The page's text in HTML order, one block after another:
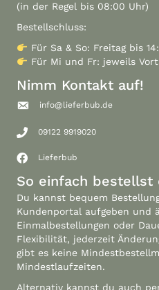
(in der Regel bis 08:00 Uhr)
Bestellschluss:
Für Sa & So: Freitag bis
Für Mi und Fr: jeweils
Nimm Kontakt auf!
info@lieferbub.de
09122 9919020
Lieferbub
So einfach bestellst
Du kannst bequem
Kundenportal aufgeben und
Einmalbestellungen oder
Flexibilität, jederzeit
gibt es keine
Mindestlaufzeiten.
Alternativ kannst du auch